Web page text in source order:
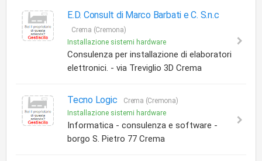
E.D. Consult di Marco Barbati e C. S.n.c
Crema (Cremona)
Installazione sistemi hardware
Consulenza per installazione di elaboratori
elettronici. - via Treviglio 3D Crema
Tecno Logic
Crema (Cremona)
Installazione sistemi hardware
Informatica - consulenza e software -
borgo S. Pietro 77 Crema